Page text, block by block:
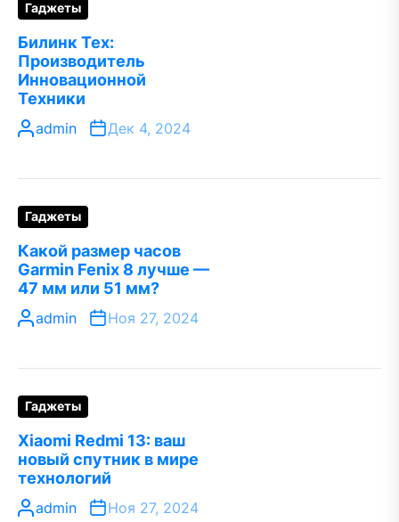
Гаджеты
Билинк Тех:
Производитель
Инновационной
Техники
admin Дек 4, 2024
Гаджеты
Какой размер часов
Garmin Fenix 8 лучше —
47 мм или 51 мм?
admin Ноя 27, 2024
Гаджеты
Xiaomi Redmi 13: ваш
новый спутник в мире
технологий
admin Ноя 27, 2024